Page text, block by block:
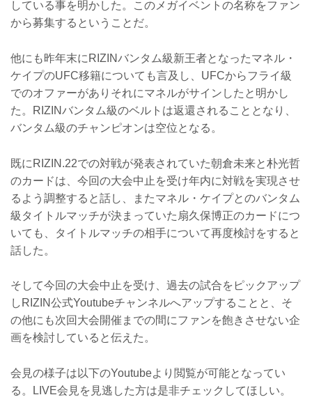
している事を明かした。このメガイベントの名称をファン
から募集するということだ。
他にも昨年末にRIZINバンタム級新王者となったマネル・
ケイプのUFC移籍についても言及し、UFCからフライ級
でのオファーがありそれにマネルがサインしたと明かし
た。RIZINバンタム級のベルトは返還されることとなり、
バンタム級のチャンピオンは空位となる。
既にRIZIN.22での対戦が発表されていた朝倉未来と朴光哲
のカードは、今回の大会中止を受け年内に対戦を実現させ
るよう調整すると話し、またマネル・ケイプとのバンタム
級タイトルマッチが決まっていた扇久保博正のカードにつ
いても、タイトルマッチの相手について再度検討をすると
話した。
そして今回の大会中止を受け、過去の試合をピックアップ
しRIZIN公式Youtubeチャンネルへアップすることと、そ
の他にも次回大会開催までの間にファンを飽きさせない企
画を検討していると伝えた。
会見の様子は以下のYoutubeより閲覧が可能となってい
る。LIVE会見を見逃した方は是非チェックしてほしい。